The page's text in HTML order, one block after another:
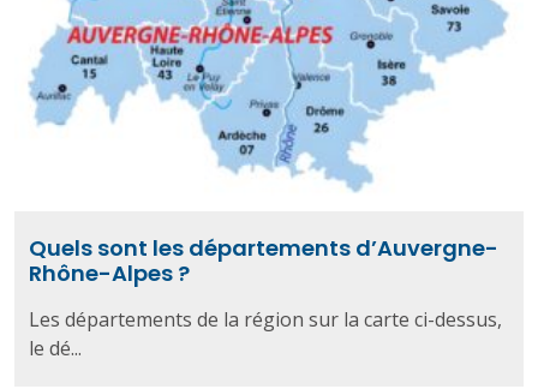
Quels sont les départements d’Auvergne-
Rhône-Alpes ?
Les départements de la région sur la carte ci-dessus,
le dé...